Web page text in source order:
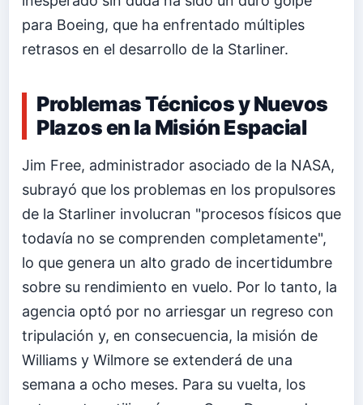
para Boeing, que ha enfrentado múltiples
retrasos en el desarrollo de la Starliner.
Problemas Técnicos y Nuevos
Plazos en la Misión Espacial
Jim Free, administrador asociado de la NASA,
subrayó que los problemas en los propulsores
de la Starliner involucran "procesos físicos que
todavía no se comprenden completamente",
lo que genera un alto grado de incertidumbre
sobre su rendimiento en vuelo. Por lo tanto, la
agencia optó por no arriesgar un regreso con
tripulación y, en consecuencia, la misión de
Williams y Wilmore se extenderá de una
semana a ocho meses. Para su vuelta, los